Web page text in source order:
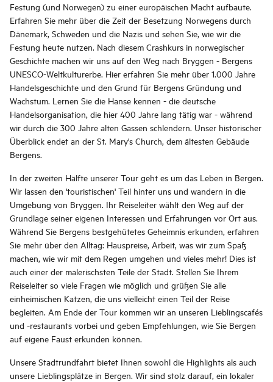
Festung (und Norwegen) zu einer europäischen Macht aufbaute.
Erfahren Sie mehr über die Zeit der Besetzung Norwegens durch
Dänemark, Schweden und die Nazis und sehen Sie, wie wir die
Festung heute nutzen. Nach diesem Crashkurs in norwegischer
Geschichte machen wir uns auf den Weg nach Bryggen - Bergens
UNESCO-Weltkulturerbe. Hier erfahren Sie mehr über 1.000 Jahre
Handelsgeschichte und den Grund für Bergens Gründung und
Wachstum. Lernen Sie die Hanse kennen - die deutsche
Handelsorganisation, die hier 400 Jahre lang tätig war - während
wir durch die 300 Jahre alten Gassen schlendern. Unser historischer
Überblick endet an der St. Mary's Church, dem ältesten Gebäude
Bergens.
In der zweiten Hälfte unserer Tour geht es um das Leben in Bergen.
Wir lassen den 'touristischen' Teil hinter uns und wandern in die
Umgebung von Bryggen. Ihr Reiseleiter wählt den Weg auf der
Grundlage seiner eigenen Interessen und Erfahrungen vor Ort aus.
Während Sie Bergens bestgehütetes Geheimnis erkunden, erfahren
Sie mehr über den Alltag: Hauspreise, Arbeit, was wir zum Spaß
machen, wie wir mit dem Regen umgehen und vieles mehr! Dies ist
auch einer der malerischsten Teile der Stadt. Stellen Sie Ihrem
Reiseleiter so viele Fragen wie möglich und grüßen Sie alle
einheimischen Katzen, die uns vielleicht einen Teil der Reise
begleiten. Am Ende der Tour kommen wir an unseren Lieblingscafés
und -restaurants vorbei und geben Empfehlungen, wie Sie Bergen
auf eigene Faust erkunden können.
Unsere Stadtrundfahrt bietet Ihnen sowohl die Highlights als auch
unsere Lieblingsplätze in Bergen. Wir sind stolz darauf, ein lokaler